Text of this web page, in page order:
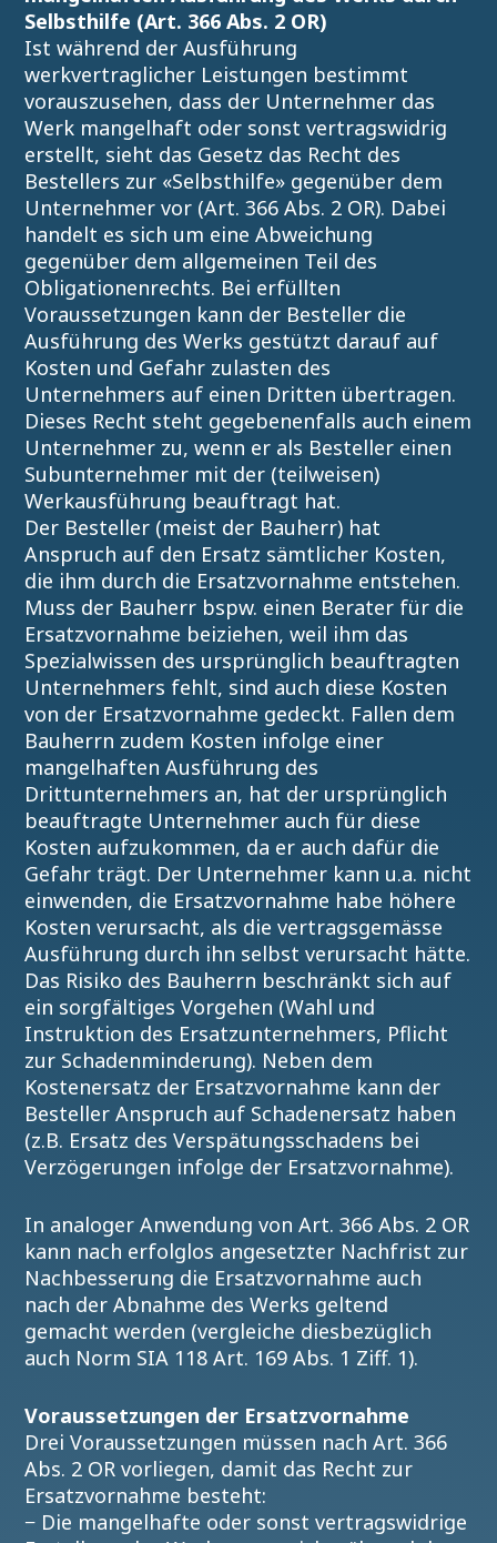
Selbsthilfe (Art. 366 Abs. 2 OR)
Ist während der Ausführung
werkvertraglicher Leistungen bestimmt
vorauszusehen, dass der Unternehmer das
Werk mangelhaft oder sonst vertragswidrig
erstellt, sieht das Gesetz das Recht des
Bestellers zur «Selbsthilfe» gegenüber dem
Unternehmer vor (Art. 366 Abs. 2 OR). Dabei
handelt es sich um eine Abweichung
gegenüber dem allgemeinen Teil des
Obligationenrechts. Bei erfüllten
Voraussetzungen kann der Besteller die
Ausführung des Werks gestützt darauf auf
Kosten und Gefahr zulasten des
Unternehmers auf einen Dritten übertragen.
Dieses Recht steht gegebenenfalls auch einem
Unternehmer zu, wenn er als Besteller einen
Subunternehmer mit der (teilweisen)
Werkausführung beauftragt hat.
Der Besteller (meist der Bauherr) hat
Anspruch auf den Ersatz sämtlicher Kosten,
die ihm durch die Ersatzvornahme entstehen.
Muss der Bauherr bspw. einen Berater für die
Ersatzvornahme beiziehen, weil ihm das
Spezialwissen des ursprünglich beauftragten
Unternehmers fehlt, sind auch diese Kosten
von der Ersatzvornahme gedeckt. Fallen dem
Bauherrn zudem Kosten infolge einer
mangelhaften Ausführung des
Drittunternehmers an, hat der ursprünglich
beauftragte Unternehmer auch für diese
Kosten aufzukommen, da er auch dafür die
Gefahr trägt. Der Unternehmer kann u.a. nicht
einwenden, die Ersatzvornahme habe höhere
Kosten verursacht, als die vertragsgemässe
Ausführung durch ihn selbst verursacht hätte.
Das Risiko des Bauherrn beschränkt sich auf
ein sorgfältiges Vorgehen (Wahl und
Instruktion des Ersatzunternehmers, Pflicht
zur Schadenminderung). Neben dem
Kostenersatz der Ersatzvornahme kann der
Besteller Anspruch auf Schadenersatz haben
(z.B. Ersatz des Verspätungsschadens bei
Verzögerungen infolge der Ersatzvornahme).
In analoger Anwendung von Art. 366 Abs. 2 OR
kann nach erfolglos angesetzter Nachfrist zur
Nachbesserung die Ersatzvornahme auch
nach der Abnahme des Werks geltend
gemacht werden (vergleiche diesbezüglich
auch Norm SIA 118 Art. 169 Abs. 1 Ziff. 1).
Voraussetzungen der Ersatzvornahme
Drei Voraussetzungen müssen nach Art. 366
Abs. 2 OR vorliegen, damit das Recht zur
Ersatzvornahme besteht:
− Die mangelhafte oder sonst vertragswidrige